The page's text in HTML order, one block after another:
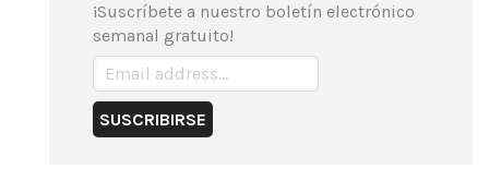
¡Suscríbete a nuestro boletín electrónico
semanal gratuito!